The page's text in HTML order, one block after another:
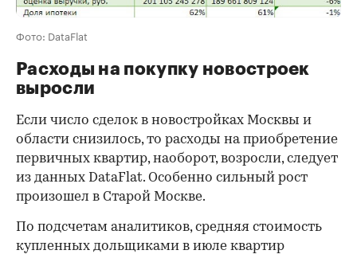
Фото: DataFlat
Расходы на покупку новостроек
выросли
Если число сделок в новостройках Москвы и
области снизилось, то расходы на приобретение
первичных квартир, наоборот, возросли, следует
из данных DataFlat. Особенно сильный рост
произошел в Старой Москве.
По подсчетам аналитиков, средняя стоимость
купленных дольщиками в июле квартир